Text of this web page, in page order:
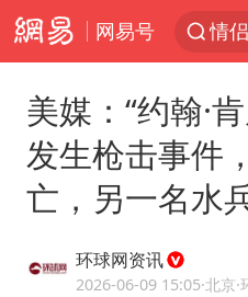
网易号
情
白
《
杭
美媒：“约翰·
发生枪击事件
亡，另一名水
环球网资讯
2026-06-09 15:05·北京